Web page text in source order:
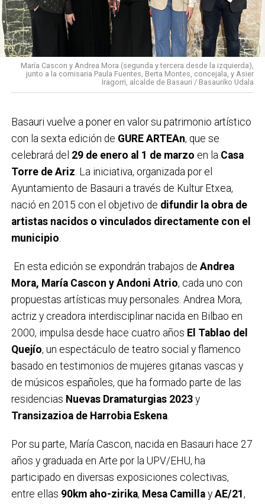
María Cascon y Andrea Mora (segunda y tercera desde la izquierda),
junto a la comisaria Paula Fuentes, Berta Montes, concejala, y Asier
Iragorri, alcalde de Basauri / Basauriko Udala
Basauri vuelve a poner en valor su patrimonio artístico
con la sexta edición de GURE ARTEAn, que se
celebrará del 29 de enero al 1 de marzo en la Casa
Torre de Ariz. La iniciativa, organizada por el
Ayuntamiento de Basauri a través de Kultur Etxea,
nació en 2015 con el objetivo de difundir la obra de
artistas nacidos o vinculados directamente con el
municipio.
En esta edición se expondrán trabajos de Andrea
Mora, María Cascon y Andoni Atrio, cada uno con
propuestas artísticas muy personales. Andrea Mora,
actriz y creadora interdisciplinar nacida en Bilbao en
2000, impulsa desde hace cuatro años El Tablao del
Quejío, un espectáculo de teatro social y flamenco
basado en testimonios de mujeres gitanas vascas y
de músicos españoles, que ha formado parte de las
residencias Nuevas Dramaturgias 2023y
Transizazioa de Harrobia Eskena.
Por su parte, María Cascon, nacida en Basauri hace 27
años y graduada en Arte por la UPV/EHU, ha
participado en diversas exposiciones colectivas,
entre ellas 90km aho-zirika, Mesa Camillay AE/21 ,